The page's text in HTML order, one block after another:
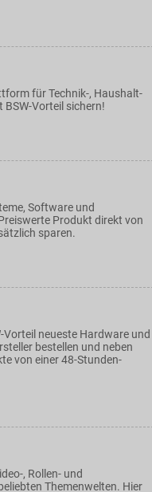
für Technik-, Haushalt-
Vorteil sichern!
Software und
Produkt direkt von
sparen.
Vorteil neueste Hardware und
bestellen und neben
von einer 48-Stunden-
, Rollen- und
Themenwelten. Hier